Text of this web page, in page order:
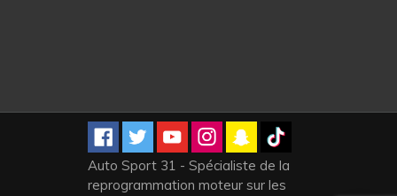
Auto Sport 31 - Spécialiste de la
reprogrammation moteur sur les